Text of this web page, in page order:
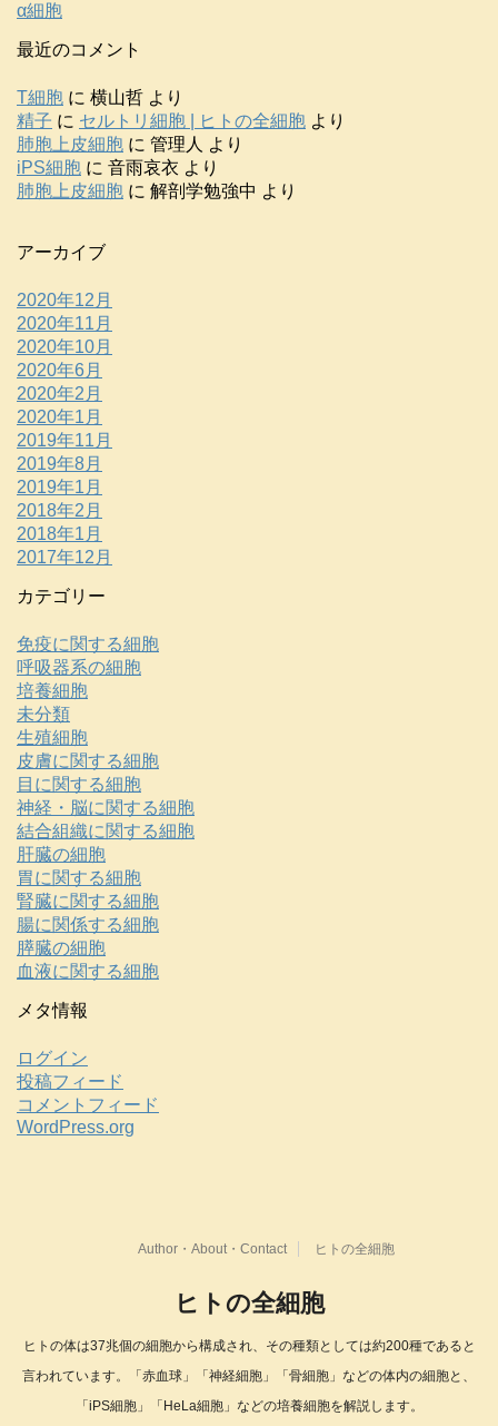
α細胞
最近のコメント
T細胞 に 横山哲 より
精子 に セルトリ細胞 | ヒトの全細胞 より
肺胞上皮細胞 に 管理人 より
iPS細胞 に 音雨哀衣 より
肺胞上皮細胞 に 解剖学勉強中 より
アーカイブ
2020年12月
2020年11月
2020年10月
2020年6月
2020年2月
2020年1月
2019年11月
2019年8月
2019年1月
2018年2月
2018年1月
2017年12月
カテゴリー
免疫に関する細胞
呼吸器系の細胞
培養細胞
未分類
生殖細胞
皮膚に関する細胞
目に関する細胞
神経・脳に関する細胞
結合組織に関する細胞
肝臓の細胞
胃に関する細胞
腎臓に関する細胞
腸に関係する細胞
膵臓の細胞
血液に関する細胞
メタ情報
ログイン
投稿フィード
コメントフィード
WordPress.org
Author・About・Contact ヒトの全細胞
ヒトの全細胞
ヒトの体は37兆個の細胞から構成され、その種類としては約200種であると
言われています。「赤血球」「神経細胞」「骨細胞」などの体内の細胞と、
「iPS細胞」「HeLa細胞」などの培養細胞を解説します。